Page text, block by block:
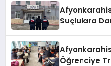
Suçlulara
Öğrenciye